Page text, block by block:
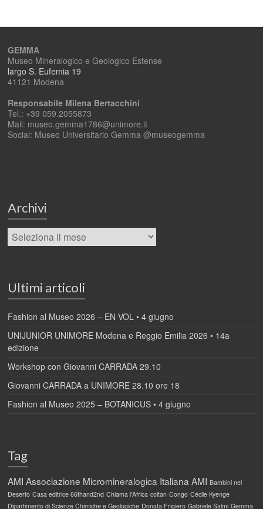
GEMMA
Museo Mineralogico e Geologico Estense
largo S. Eufemia 19
41121 Modena
Responsabile Milena Bertacchini
Tel.: +39 059.2055873
Mail: museo.gemma1786@unimore.it
Social: Museo Universitario Gemma @museogemma
Archivi
Ultimi articoli
Fashion al Museo 2026 – EN VOL • 4 giugno
UNIJUNIOR UNIMORE Modena e Reggio Emilia 2026 • 14a
edizione
Workshop con Giovanni CARRADA 29.10
Giovanni CARRADA a UNIMORE 28.10 ore 18
Fashion al Museo 2025 – BOTANICUS • 4 giugno
Tag
AMI Associazione Micromineralogica Italiana AMI Bambini nel
Deserto Casa editrice 66thand2nd Chiama l'Africa coltan Congo Cécile Kyenge
Dipartimento di Scienze Chimiche e Geologiche Donata Frigiero Gabriele Salmi Gemma.